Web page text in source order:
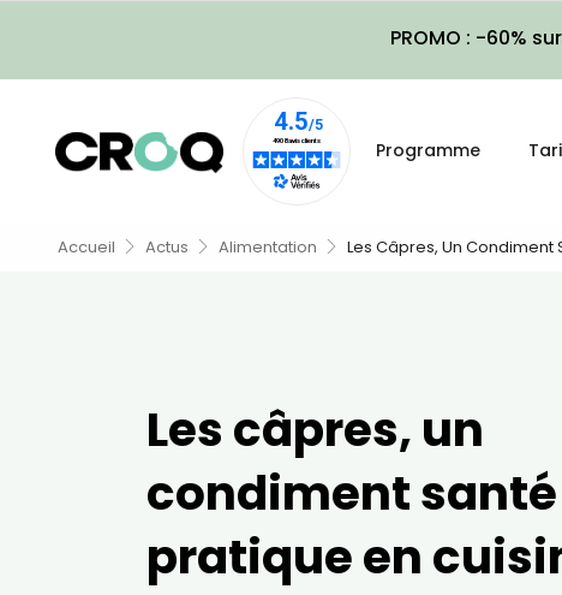
PROMO : -60%
Programme
Accueil Actus Alimentation Les Câpres, Un Condiment
Les câpres, un
condiment
pratique en